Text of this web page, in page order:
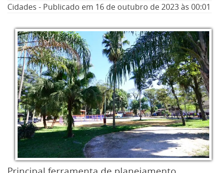
Informe especial
Cidades - Publicado em 16 de outubro de 2023às 00:01